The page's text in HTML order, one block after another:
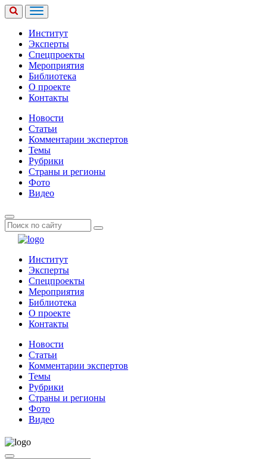
Институт
Эксперты
Спецпроекты
Мероприятия
Библиотека
О проекте
Контакты
Новости
Статьи
Комментарии экспертов
Темы
Рубрики
Страны и регионы
Фото
Видео
Институт
Эксперты
Спецпроекты
Мероприятия
Библиотека
О проекте
Контакты
Новости
Статьи
Комментарии экспертов
Темы
Рубрики
Страны и регионы
Фото
Видео